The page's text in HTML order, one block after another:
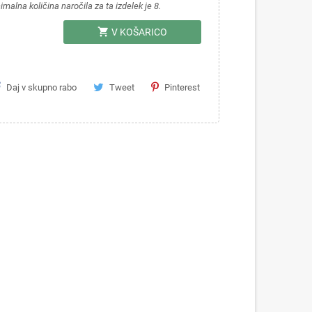
količina naročila za ta izdelek je 8.
shopping_cart V KOŠARICO
Daj v skupno rabo Tweet Pinterest